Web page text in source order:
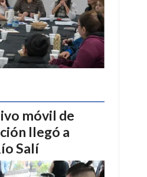
móvil de
llegó a
Salí